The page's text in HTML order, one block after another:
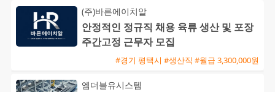
(주)바른에이치알
안정적인 정규직 채용 육류 생산 및 포장
주간고정 근무자 모집
#경기 평택시 #생산직 #월급 3,300,000원
엠더블유시스템